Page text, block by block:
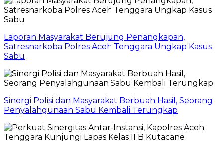
Laporan Masyarakat Berujung Penangkapan,
Satresnarkoba Polres Aceh Tenggara Ungkap Kasus
Sabu
Sinergi Polisi dan Masyarakat Berbuah Hasil, Seorang
Penyalahgunaan Sabu Kembali Terungkap